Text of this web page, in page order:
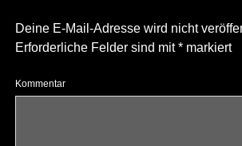
Deine E-Mail-Adresse wird nicht
Erforderliche Felder sind mit*markiert
Kommentar